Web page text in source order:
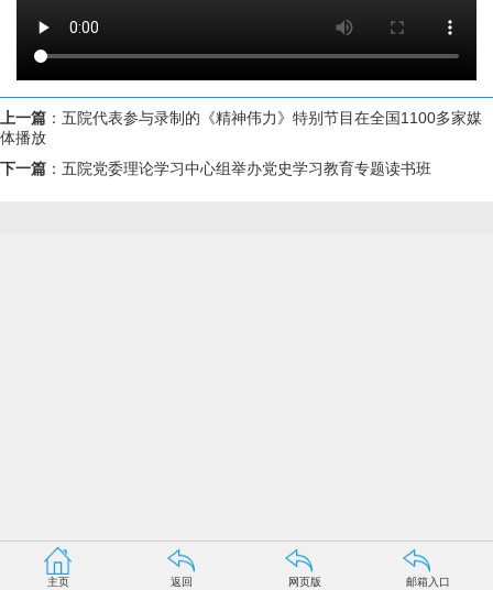
上一篇 ： 五院代表参与录制的《精神伟力》特别节目在全国1100多家媒
体播放
下一篇 ： 五院党委理论学习中心组举办党史学习教育专题读书班
主页 返回 网页版 邮箱入口